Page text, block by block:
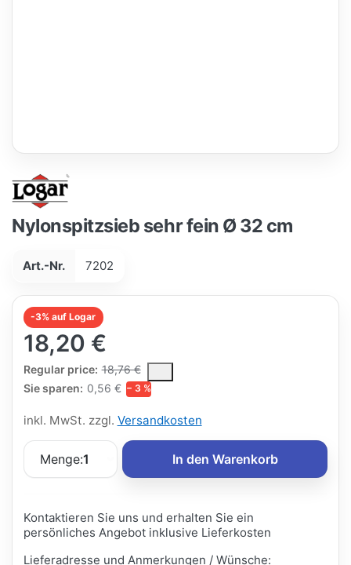
Nylonspitzsieb sehr fein Ø 32 cm
Art.-Nr. 7202
-3% auf Logar
18,20 €
Regular price: 18,76 €
The Regular Price is the median selling price paid by
Sie sparen: 0,56 € − 3 %
inkl. MwSt. zzgl. Versandkosten
Menge:1 In den Warenkorb
Kontaktieren Sie uns und erhalten Sie ein
persönliches Angebot inklusive Lieferkosten
Lieferadresse und Anmerkungen / Wünsche: